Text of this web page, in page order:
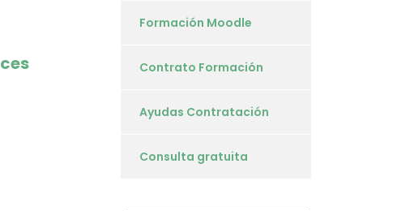
Formación Moodle
Contrato Formación
Ayudas Contratación
Consulta gratuita